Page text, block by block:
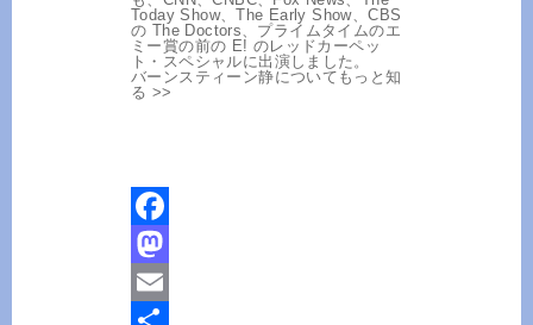
Today Show、The Early Show、CBS
の The Doctors、プライムタイムのエ
ミー賞の前の E! のレッドカーペッ
ト・スペシャルに出演しました。
バーンスティーン静についてもっと知
る >>
Facebook
Mastodon
Email